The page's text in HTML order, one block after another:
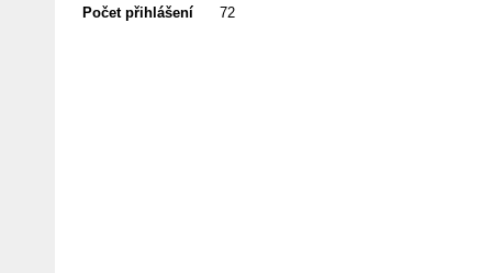
Počet přihlášení
72